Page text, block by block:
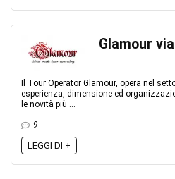
Glamour
Il Tour Operator Glamour, opera nel
esperienza, dimensione ed
le novità più ...
9
LEGGI DI +